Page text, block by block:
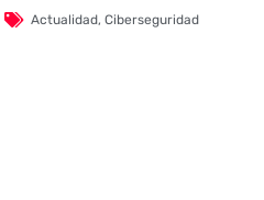
Actualidad,Ciberseguridad